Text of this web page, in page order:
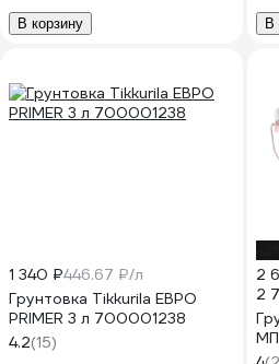
В корзину В
1 340 ₽446.67 ₽/л
Грунтовка Tikkurila ЕВРО
PRIMER 3 л 700001238
4.2(15)
2
2